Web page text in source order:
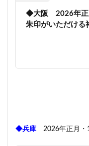
◆大阪 2026年正
朱印がいただける
◆兵庫 2026年正月・